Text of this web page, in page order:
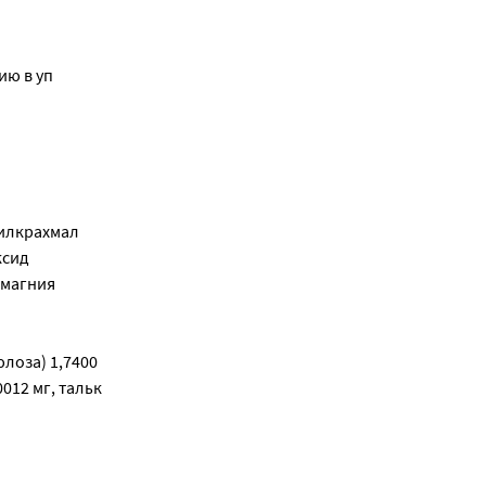
в уп
1,7400
мг, тальк